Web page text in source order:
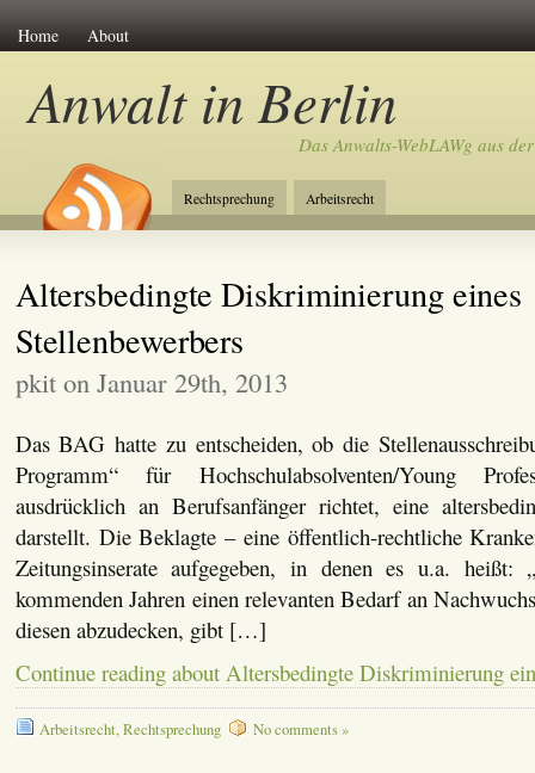
Home About
Anwalt in Berlin
Das Anwalts-WebLAWg aus
Rechtsprechung Arbeitsrecht
Altersbedingte Diskriminierung eines
Stellenbewerbers
pkit on Januar 29th, 2013
Das BAG hatte zu entscheiden, ob die
Programm“ für Hochschulabsolventen/Young
ausdrücklich an Berufsanfänger richtet, eine
darstellt. Die Beklagte – eine öffentlich-rechtliche
Zeitungsinserate aufgegeben, in denen es u.a.
kommenden Jahren einen relevanten Bedarf an
diesen abzudecken, gibt […]
Continue reading about Altersbedingte Diskriminierung
Arbeitsrecht,Rechtsprechung No comments »